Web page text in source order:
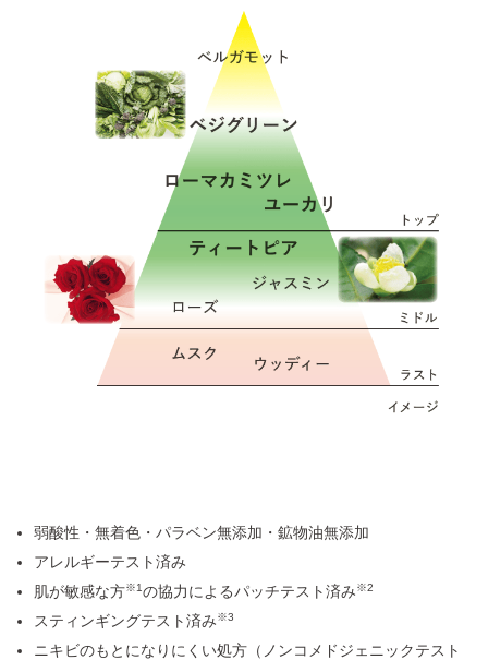
弱酸性・無着色・パラベン無添加・鉱物油無添加
アレルギーテスト済み
肌が敏感な方※1の協力によるパッチテスト済み※2
スティンギングテスト済み※3
ニキビのもとになりにくい処方（ノンコメドジェニックテスト